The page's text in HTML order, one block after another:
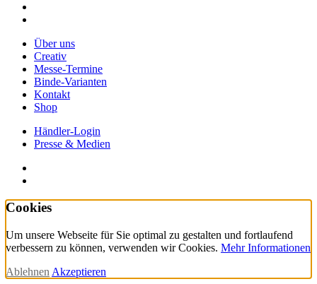
Close
Menu
Über uns
Creativ
Messe-Termine
Binde-Varianten
Kontakt
Shop
Händler-Login
Presse & Medien
Cookies
Um unsere Webseite für Sie optimal zu gestalten und fortlaufend
verbessern zu können, verwenden wir Cookies. Mehr Informationen
Ablehnen Akzeptieren